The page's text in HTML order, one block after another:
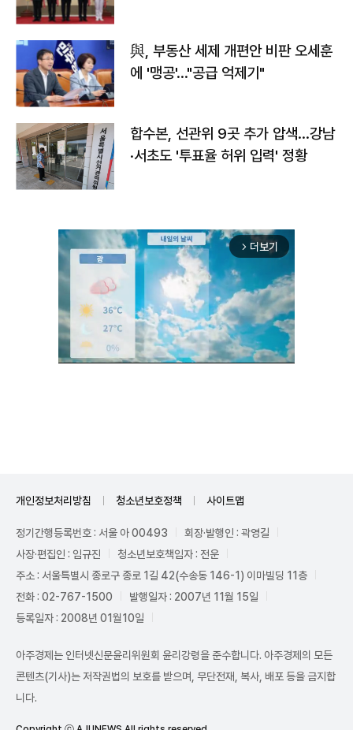
與, 부동산 세제 개편안 비판 오세훈
에 '맹공'…"공급 억제기"
합수본, 선관위 9곳 추가 압색…강남
·서초도 '투표율 허위 입력' 정황
arrow_forward_ios 더보기
개인정보처리방침 청소년보호정책 사이트맵
정기간행등록번호 : 서울 아 00493
회장·발행인 : 곽영길
사장·편집인 : 임규진
청소년보호책임자 : 전운
주소 : 서울특별시 종로구 종로 1길 42(수송동 146-1) 이마빌딩 11층
전화 : 02-767-1500
발행일자 : 2007년 11월 15일
등록일자 : 2008년 01월10일
아주경제는 인터넷신문윤리위원회 윤리강령을 준수합니다. 아주경제의 모든
콘텐츠(기사)는 저작권법의 보호를 받으며, 무단전재, 복사, 배포 등을 금지합
니다.